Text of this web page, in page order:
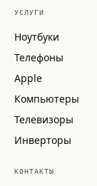
УСЛУГИ
Ноутбуки
Телефоны
Apple
Компьютеры
Телевизоры
Инверторы
КОНТАКТЫ